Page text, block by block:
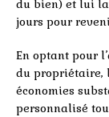
du bien) et lui
jours pour
En optant pour
du propriétaire,
économies
personnalisé